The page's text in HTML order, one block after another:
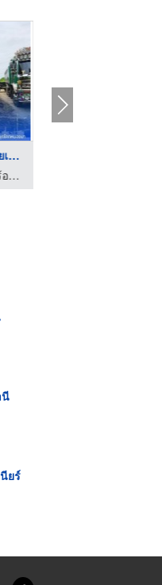
เช่ารถแบคโฮ รายเดือน
แมคโครให้เช่าพร้อมคนขับ - ช้างแมคโครให้เช่า
ยร์